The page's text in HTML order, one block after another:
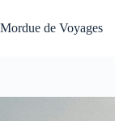
au
contenu
Mordue de Voyages